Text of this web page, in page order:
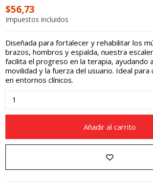
$56,73
Impuestos incluidos
Diseñada para fortalecer y rehabilitar los
brazos, hombros y espalda, nuestra
facilita el progreso en la terapia, ayudando
movilidad y la fuerza del usuario. Ideal para
en entornos clínicos.
Añadir al carrito